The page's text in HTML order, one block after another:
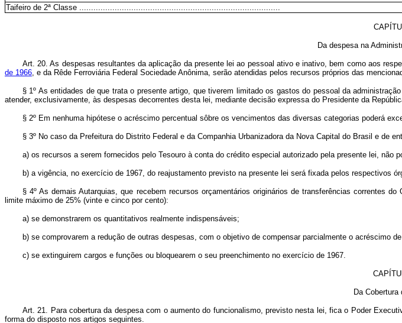
Taifeiro de 2ª Classe .....................................................................................
Da despesa na
Art. 20. As despesas resultantes da aplicação da presente lei ao pessoal ativo e inativo, bem como aos
de 1966, e da Rêde Ferroviária Federal Sociedade Anônima, serão atendidas pelos recursos próprios das
§ 1º As entidades de que trata o presente artigo, que tiverem limitado os gastos do pessoal da
atender, exclusivamente, às despesas decorrentes desta lei, mediante decisão expressa do Presidente da
§ 2º Em nenhuma hipótese o acréscimo percentual sôbre os vencimentos das diversas categorias poderá
§ 3º No caso da Prefeitura do Distrito Federal e da Companhia Urbanizadora da Nova Capital do Brasil e de
a) os recursos a serem fornecidos pelo Tesouro à conta do crédito especial autorizado pela presente lei,
b) a vigência, no exercício de 1967, do reajustamento previsto na presente lei será fixada pelos respectivos
§ 4º As demais Autarquias, que recebem recursos orçamentários originários de transferências correntes
limite máximo de 25% (vinte e cinco por cento):
a) se demonstrarem os quantitativos realmente indispensáveis;
b) se comprovarem a redução de outras despesas, com o objetivo de compensar parcialmente o acréscimo
c) se extinguirem cargos e funções ou bloquearem o seu preenchimento no exercício de 1967.
Da Cobertura
Art. 21. Para cobertura da despesa com o aumento do funcionalismo, previsto nesta lei, fica o Poder
forma do disposto nos artigos seguintes.